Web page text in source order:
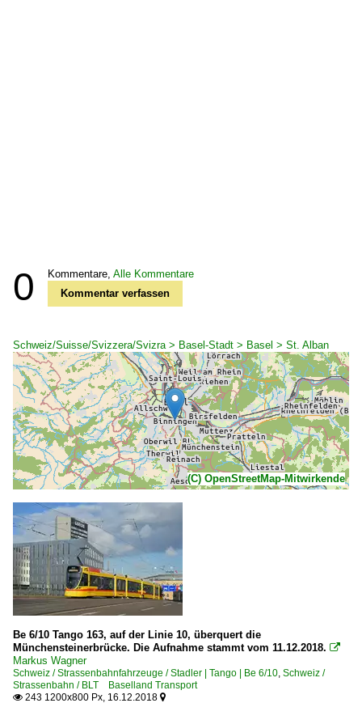
0 Kommentare, Alle Kommentare
Kommentar verfassen
Schweiz/Suisse/Svizzera/Svizra > Basel-Stadt > Basel > St. Alban
(C) OpenStreetMap-Mitwirkende
Be 6/10 Tango 163, auf der Linie 10, überquert die
Münchensteinerbrücke. Die Aufnahme stammt vom 11.12.2018. 
Markus Wagner
Schweiz / Strassenbahnfahrzeuge / Stadler | Tango | Be 6/10, Schweiz /
Strassenbahn / BLT Baselland Transport
 243 1200x800 Px, 16.12.2018 